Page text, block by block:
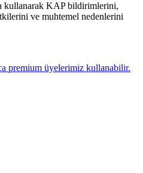
kullanarak KAP bildirimlerini,
ve muhtemel nedenlerini
premium üyelerimiz kullanabilir.